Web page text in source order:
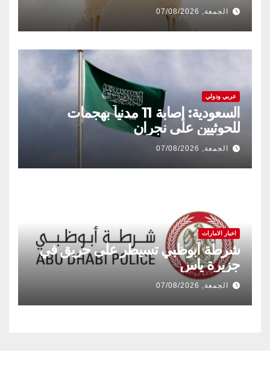
الجمعة, 07/08/2026
عربي ودولي
السعودية: إصابة 11 مدنياً بهجمات
للحوثيين على نجران
الجمعة, 07/08/2026
اخبار الامارات
شرطة أبوظبي تسيطر على حريق في
جزيرة ياس
الجمعة, 07/08/2026